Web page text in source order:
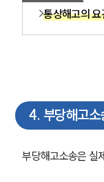
통상해고의
4. 부당해고
부당해고소송은 실